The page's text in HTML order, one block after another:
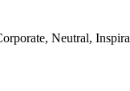
Neutral,